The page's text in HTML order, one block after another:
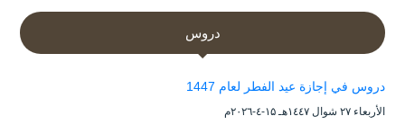
دروس
دروس في إجازة عيد الفطر لعام 1447
الأربعاء ۲۷ شوال ۱٤٤۷هـ ۱۵-٤-۲۰۲٦م